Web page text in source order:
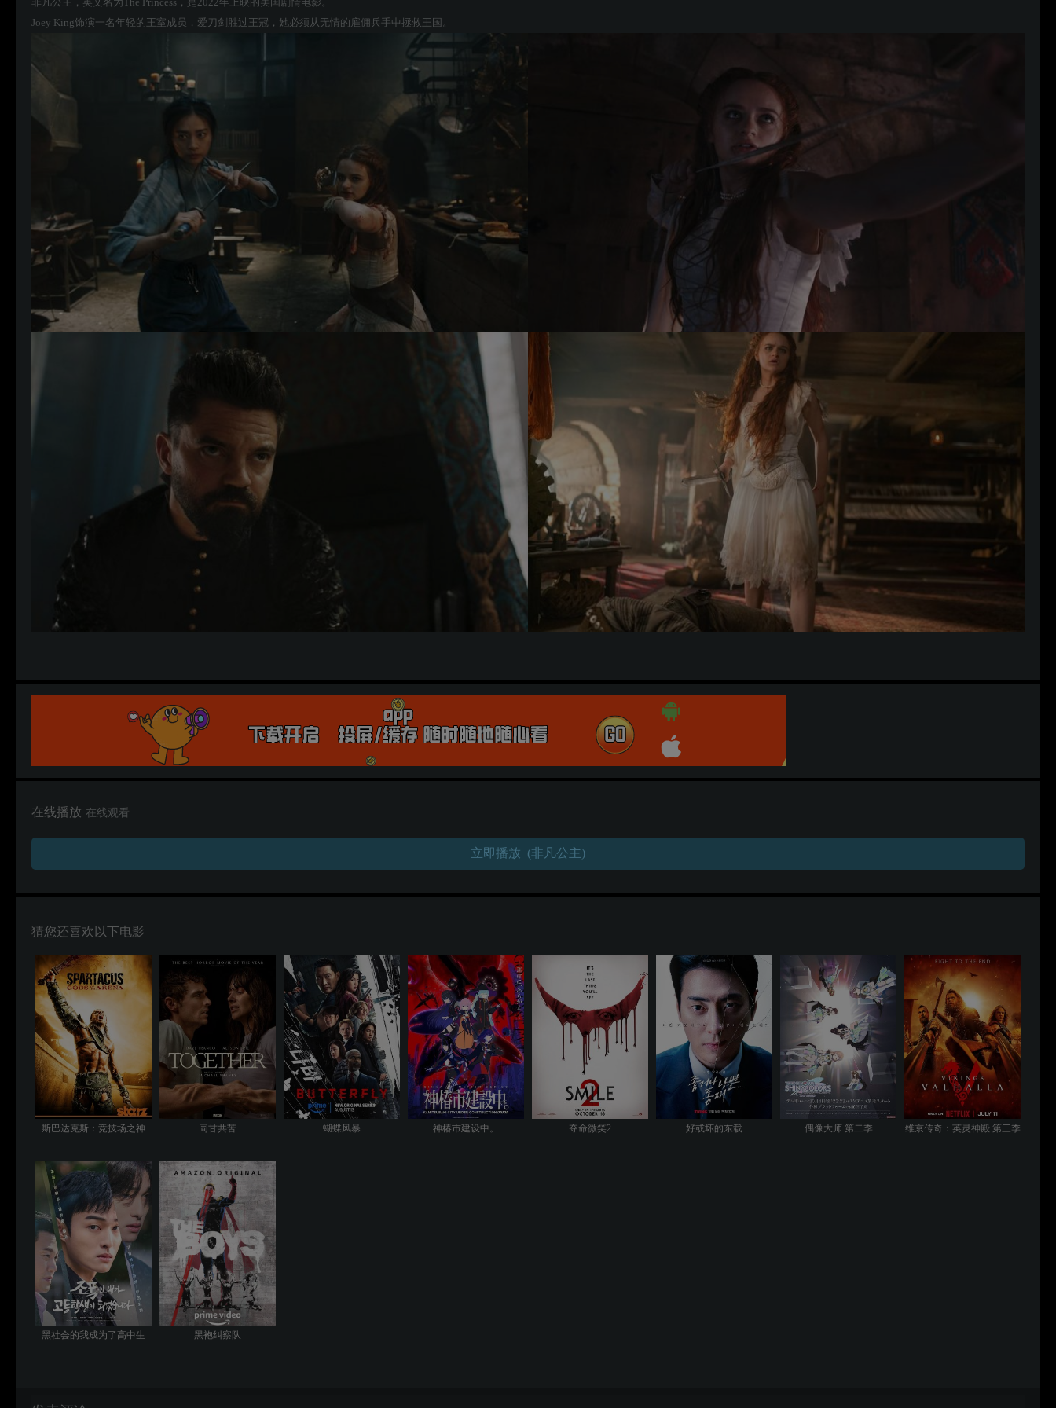
Joey King饰演一名年轻的王室成员，爱刀剑胜过王冠，她必须从无情的雇佣兵手中拯救王国。
在线播放 在线观看
立即播放 (非凡公主)
猜您还喜欢以下电影
斯巴达克斯：竞技场之神 同甘共苦 蝴蝶风暴 神椿市建设中。 夺命微笑2 好或坏的东载 偶像大师 第二季 维京传奇：英灵神殿 第三季
黑社会的我成为了高中生 黑袍纠察队